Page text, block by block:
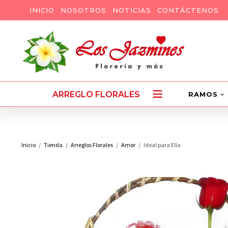
INICIO NOSOTROS NOTICIAS CONTÁCTENOS
ARREGLO FLORALES RAMOS
Inicio Tienda Arreglos Florales Amor Ideal para Ella